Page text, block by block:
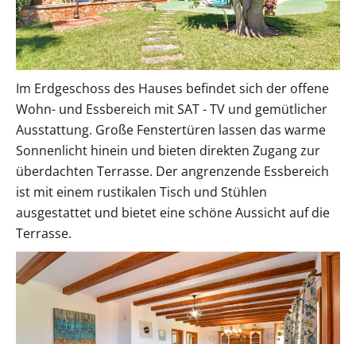
Im Erdgeschoss des Hauses befindet sich der offene
Wohn- und Essbereich mit SAT - TV und gemütlicher
Ausstattung. Große Fenstertüren lassen das warme
Sonnenlicht hinein und bieten direkten Zugang zur
überdachten Terrasse. Der angrenzende Essbereich
ist mit einem rustikalen Tisch und Stühlen
ausgestattet und bietet eine schöne Aussicht auf die
Terrasse.